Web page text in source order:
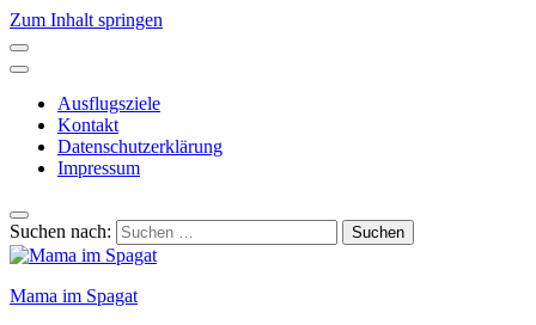
Zum Inhalt springen
Ausflugsziele
Kontakt
Datenschutzerklärung
Impressum
Suchen nach:
Mama im Spagat